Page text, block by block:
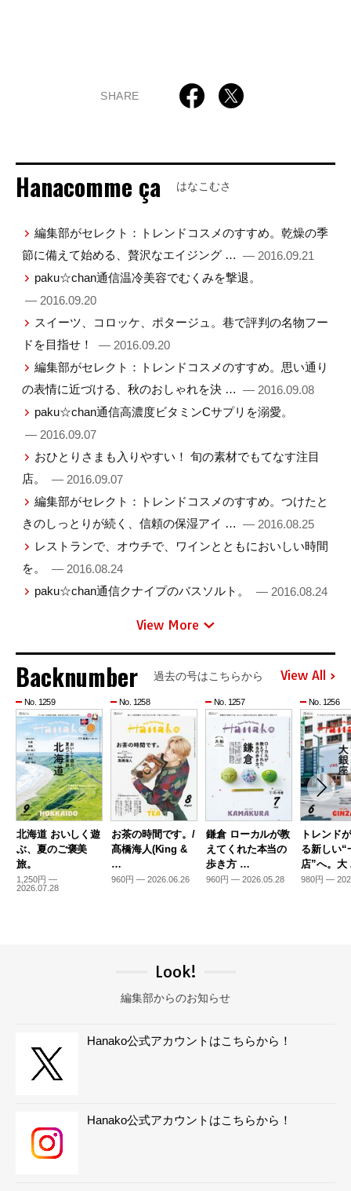
SHARE
Hanacomme ça はなこむさ
編集部がセレクト：トレンドコスメのすすめ。乾燥の季
節に備えて始める、贅沢なエイジング … — 2016.09.21
paku☆chan通信温冷美容でむくみを撃退。
— 2016.09.20
スイーツ、コロッケ、ポタージュ。巷で評判の名物フー
ドを目指せ！
— 2016.09.20
編集部がセレクト：トレンドコスメのすすめ。思い通り
の表情に近づける、秋のおしゃれを決 … — 2016.09.08
paku☆chan通信高濃度ビタミンCサプリを溺愛。
— 2016.09.07
おひとりさまも入りやすい！ 旬の素材でもてなす注目
店。
— 2016.09.07
編集部がセレクト：トレンドコスメのすすめ。つけたと
きのしっとりが続く、信頼の保湿アイ … — 2016.08.25
レストランで、オウチで、ワインとともにおいしい時間
を。
— 2016.08.24
paku☆chan通信クナイプのバスソルト。
— 2016.08.24
View More
Backnumber 過去の号はこちらから View All
No. 1259
北海道 おいしく遊
ぶ、夏のご褒美
旅。
1,250円 —
2026.07.28
No. 1258
お茶の時間です。/
髙橋海人(King &
…
960円 — 2026.06.26
No. 1257
鎌倉 ローカルが教
えてくれた本当の
歩き方 …
960円 — 2026.05.28
No. 1256
トレンド
る新しい“
店”へ。
980円 —
Look!
編集部からのお知らせ
Hanako公式アカウントはこちらから！
Hanako公式アカウントはこちらから！